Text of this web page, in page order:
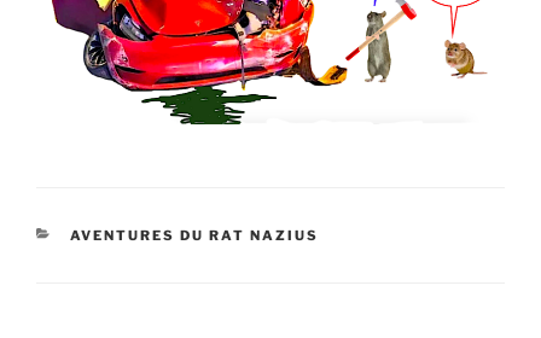
CATÉGORIES
AVENTURES DU RAT NAZIUS